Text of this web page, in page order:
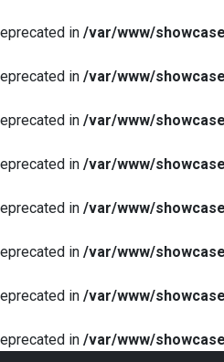
in /var/www/
in /var/www/
in /var/www/
in /var/www/
in /var/www/
in /var/www/
in /var/www/
in /var/www/